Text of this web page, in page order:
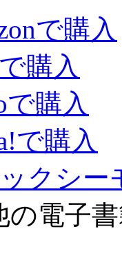
で購入
購入
で購入
で購入
クシー
の電子